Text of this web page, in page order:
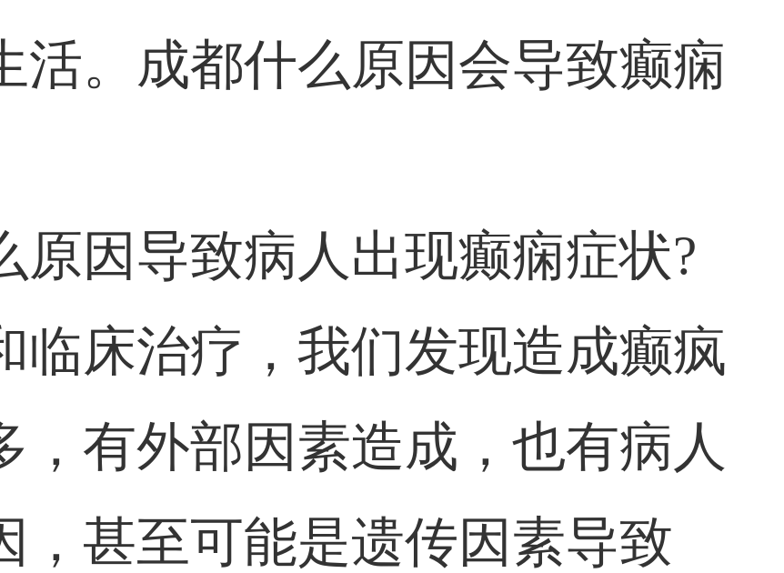
。 成都什么原因会导致癫痫
原因导致病人出现癫痫症状?
临床治疗，我们发现造成癫疯
，有外部因素造成，也有病人
，甚至可能是遗传因素导致